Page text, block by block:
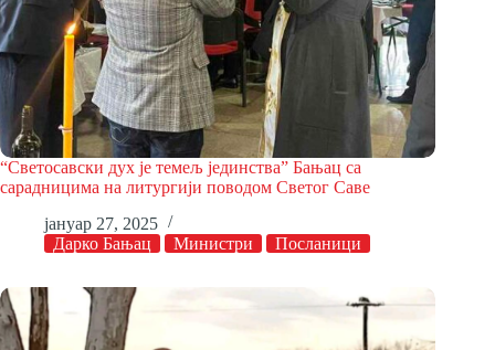
“Светосавски дух је темељ јединства” Бањац са
сарадницима на литургији поводом Светог Саве
јануар 27, 2025
Дарко Бањац
Министри Посланици